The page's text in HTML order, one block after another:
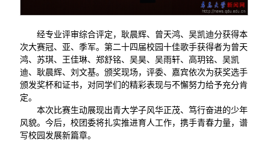
经专业评审综合评定，耿晨辉、曾天鸿、吴凯迪分获得本
次大赛冠、亚、季军。第二十四届校园十佳歌手获得者为曾天
鸿、苏琪、王佳琳、郑舒铭、吴昊、吴雨轩、高玥铭、吴凯
迪、耿晨辉、刘文基。颁奖现场，评委、嘉宾依次为获奖选手
颁发奖杯和证书，对同学们的精彩表现与不懈努力给予充分肯
定。
本次比赛生动展现出青大学子风华正茂、笃行奋进的少年
风貌。今后，校团委将扎实推进育人工作，携手青春力量，谱
写校园发展新篇章。